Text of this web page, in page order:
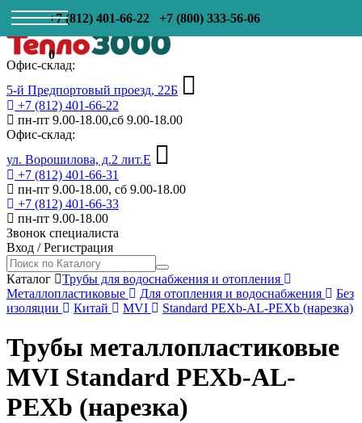
+7 (812) 401-66-22 +7 (800) 333-56-06
0
Офис-склад:
5-й Предпортовый проезд, 22Б
+7 (812) 401-66-22
пн-пт 9.00-18.00,сб 9.00-18.00
Офис-склад:
ул. Ворошилова, д.2 лит.Е
+7 (812) 401-66-31
пн-пт 9.00-18.00, сб 9.00-18.00
+7 (812) 401-66-33
пн-пт 9.00-18.00
Звонок специалиста
Вход /Регистрация
Каталог
Трубы для водоснабжения и отопления
Металлопластиковые
Для отопления и водоснабжения
Без
изоляции
Китай MVI Standard PEXb-AL-PEXb (нарезка)
Трубы металлопластиковые
MVI Standard PEXb-AL-
PEXb (нарезка)